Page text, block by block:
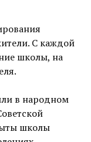
С каждой
школы, на
в народном
школы